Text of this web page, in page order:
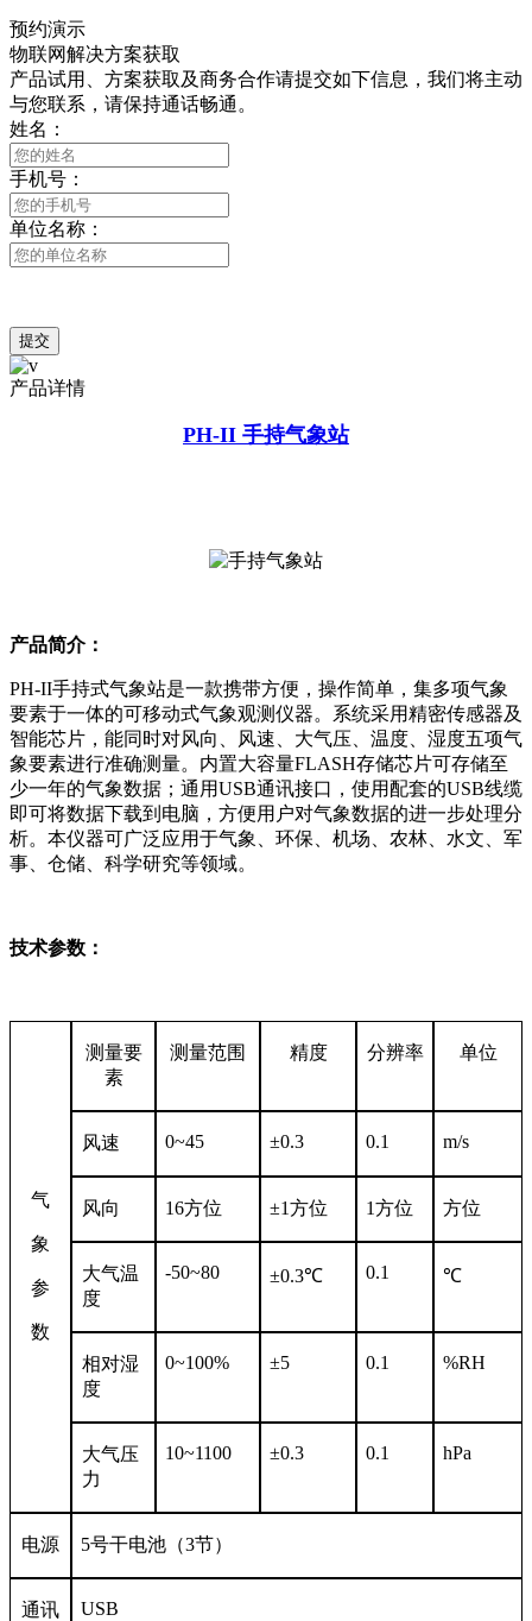
预约演示
物联网解决方案获取
产品试用、方案获取及商务合作请提交如下信息，我们将主动
与您联系，请保持通话畅通。
姓名：
手机号：
单位名称：
提交
产品详情
PH-II 手持气象站
产品简介：
PH-II手持式气象站是一款携带方便，操作简单，集多项气象
要素于一体的可移动式气象观测仪器。系统采用精密传感器及
智能芯片，能同时对风向、风速、大气压、温度、湿度五项气
象要素进行准确测量。内置大容量FLASH存储芯片可存储至
少一年的气象数据；通用USB通讯接口，使用配套的USB线缆
即可将数据下载到电脑，方便用户对气象数据的进一步处理分
析。本仪器可广泛应用于气象、环保、机场、农林、水文、军
事、仓储、科学研究等领域。
技术参数：
气
象
参
数
测量要
素
测量范围 精度 分辨率 单位
风速 0~45 ±0.3 0.1 m/s
风向 16方位 ±1方位 1方位 方位
大气温
度
-50~80 ±0.3℃ 0.1 ℃
相对湿
度
0~100% ±5 0.1 %RH
大气压
力
10~1100 ±0.3 0.1 hPa
电源 5号干电池（3节）
通讯 USB